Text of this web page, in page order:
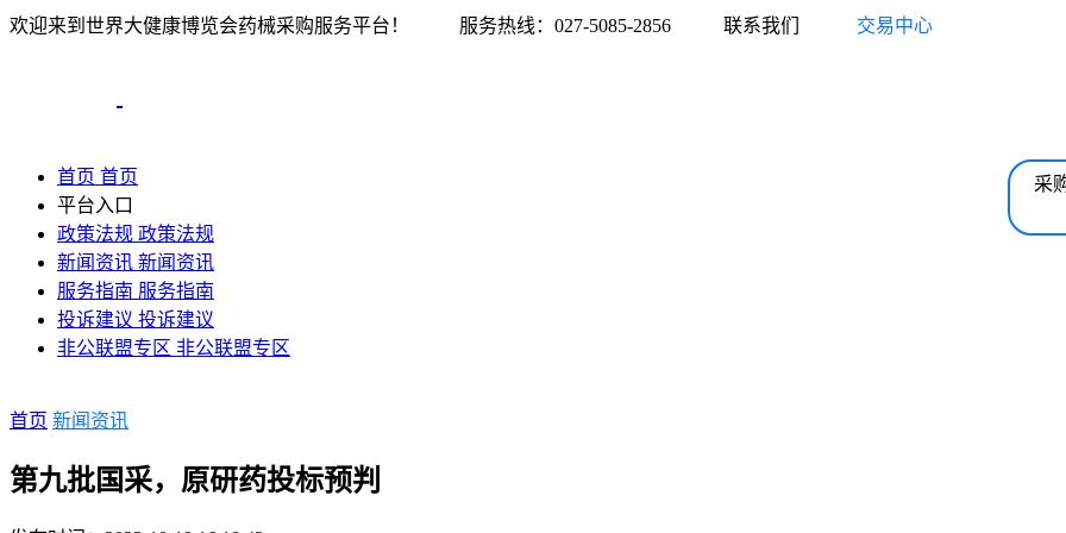
欢迎来到世界大健康博览会药械采购服务平台！ 服务热线：027-5085-2856 联系我们 交易中心
采
首页 首页
平台入口
政策法规 政策法规
新闻资讯 新闻资讯
服务指南 服务指南
投诉建议 投诉建议
非公联盟专区 非公联盟专区
首页 新闻资讯
第九批国采，原研药投标预判